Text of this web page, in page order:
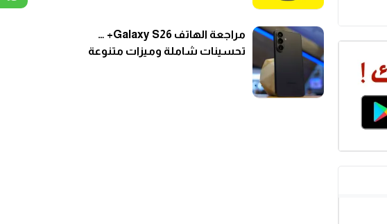
مراجعة الهاتف Galaxy S26+ …
تحسينات شاملة وميزات متنوعة